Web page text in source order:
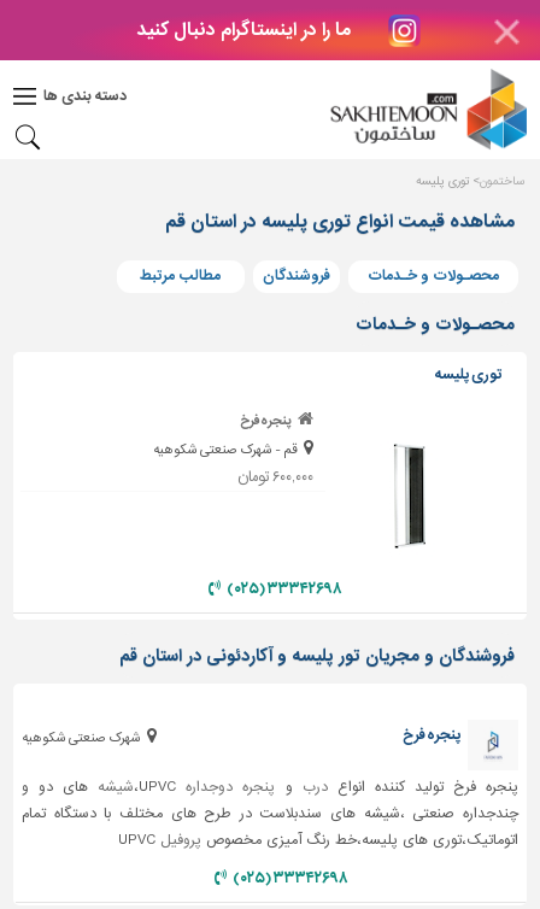
ما را در اینستاگرام دنبال کنید
دسته بندی ها
دکوراسیون
بتن
های
بتنی
و
پنجره
ساختمانی
دیوارپوش،
سرویس
ابزار،یراق
ماشین
آلات
محوطه
ساختمون توری پلیسه
مشاهده قیمت انواع توری پلیسه در استان قم
محصـولات و خـدمات فروشندگان مطالب مرتبط
محصـولات و خـدمات
توری پلیسه
پنجره فرخ
قم - شهرک صنعتی شکوهیه
۶۰۰,۰۰۰ تومان
۳۳۳۴۲۶۹۸ (۰۲۵)
فروشندگان و مجریان تور پلیسه و آکاردئونی در استان قم
شهرک صنعتی شکوهیه پنجره فرخ
پنجره فرخ تولید کننده انواعدرب و پنجره دوجدارهUPVC، شیشه های دو و
چندجداره صنعتی ،شیشه های سندبلاست در طرح های مختلف با دستگاه تمام
اتوماتیک،توری های پلیسه،خط رنگ آمیزی مخصوص پروفیل UPVC
۳۳۳۴۲۶۹۸ (۰۲۵)